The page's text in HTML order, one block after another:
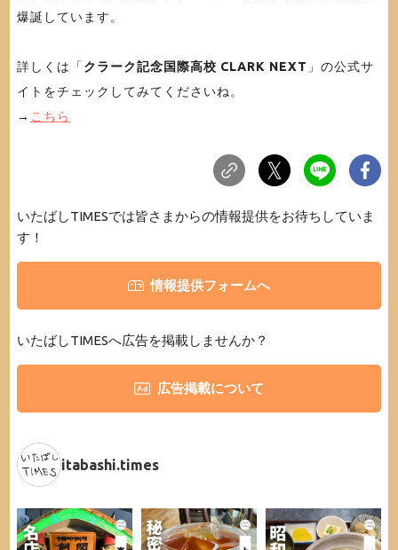
爆誕しています。
詳しくは「 クラーク記念国際高校 CLARK NEXT 」の公式サ
イトをチェックしてみてくださいね。
→ こちら
いたばしTIMESでは皆さまからの情報提供をお待ちしていま
す！
情報提供フォームへ
いたばしTIMESへ広告を掲載しませんか？
広告掲載について
itabashi.times